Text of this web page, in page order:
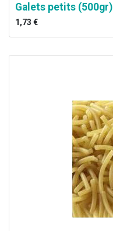
Galets petits (500gr)
1,73 €